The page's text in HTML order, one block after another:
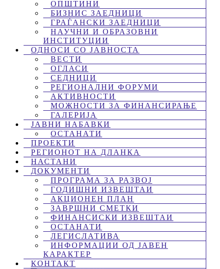
ОПШТИНИ
БИЗНИС ЗАЕДНИЦИ
ГРАЃАНСКИ ЗАЕДНИЦИ
НАУЧНИ И ОБРАЗОВНИ
ИНСТИТУЦИИ
ОДНОСИ СО ЈАВНОСТА
ВЕСТИ
ОГЛАСИ
СЕДНИЦИ
РЕГИОНАЛНИ ФОРУМИ
АКТИВНОСТИ
МОЖНОСТИ ЗА ФИНАНСИРАЊЕ
ГАЛЕРИЈА
ЈАВНИ НАБАВКИ
ОСТАНАТИ
ПРОЕКТИ
РЕГИОНОТ НА ДЛАНКА
НАСТАНИ
ДОКУМЕНТИ
ПРОГРАМА ЗА РАЗВОЈ
ГОДИШНИ ИЗВЕШТАИ
АКЦИОНЕН ПЛАН
ЗАВРШНИ СМЕТКИ
ФИНАНСИСКИ ИЗВЕШТАИ
ОСТАНАТИ
ЛЕГИСЛАТИВА
ИНФОРМАЦИИ ОД ЈАВЕН
КАРАКТЕР
КОНТАКТ